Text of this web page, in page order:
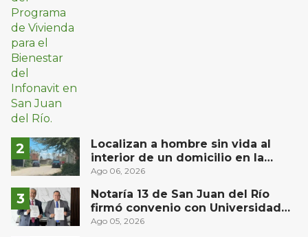
Localizan a hombre sin vida al
interior de un domicilio en la
comunidad El Rodeo, San Juan del
Ago 06, 2026
Notaría 13 de San Juan del Río
firmó convenio con Universidad
Privada del Bajío para recibir
Ago 05, 2026